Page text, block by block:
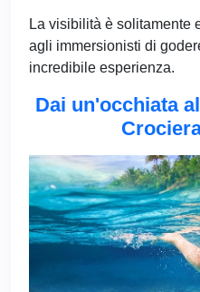
La visibilità è solitamente
agli immersionisti di
incredibile esperienza.
Dai un'occhiata